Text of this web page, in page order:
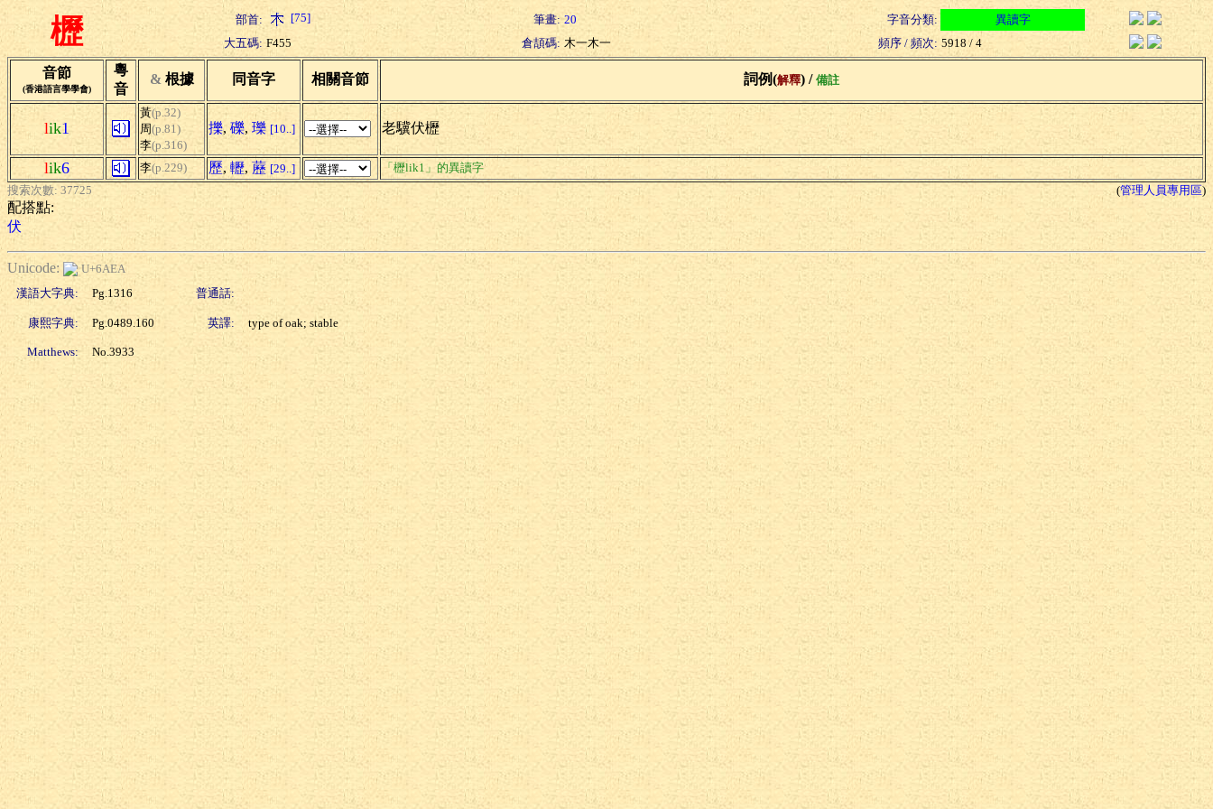
櫪 部首: [75] 筆畫: 20 字音分類:
異讀字
大五碼: F455 倉頡碼: 木一木一 頻序 / 頻次: 5918 / 4
音節
(香港語言學學會)
粵
音
& 根據 同音字 相關音節 詞例(解釋) / 備註
lik1
黃(p.32)
周(p.81)
李(p.316)
擽, 礫, 瓅 [10..] 老驥伏櫪
lik6 李(p.229) 歷, 轣, 藶 [29..]
「櫪lik1」的異讀字
搜索次數: 37725
(管理人員專用區)
配搭點:
伏
Unicode:
U+6AEA
漢語大字典:
Pg.1316 普通話:
康熙字典: Pg.0489.160 英譯: type of oak; stable
Matthews: No.3933